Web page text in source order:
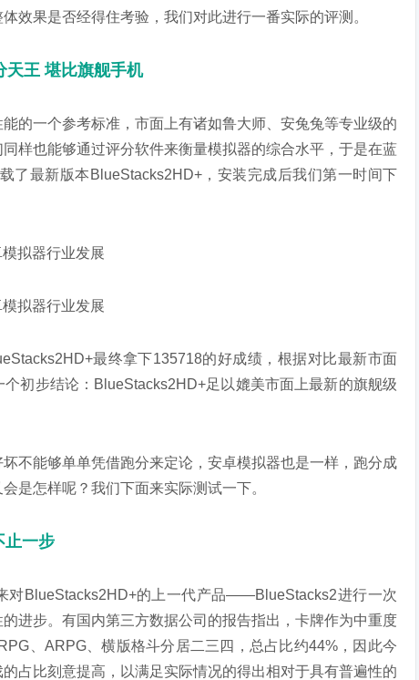
效果是否经得住考验，我们对此进行一番实际的评测。
王 堪比旗舰手机
的一个参考标准，市面上有诸如鲁大师、安兔兔等专业级的
样也能够通过评分软件来衡量模拟器的综合水平，于是在蓝
载了最新版本BlueStacks2HD+，安装完成后我们第一时间下
最终拿下135718的好成绩，根据对比最新市面
个初步结论：BlueStacks2HD+足以媲美市面上最新的旗舰级
不能够单单凭借跑分来定论，安卓模拟器也是一样，跑分成
是怎样呢？我们下面来实际测试一下。
止一步
对BlueStacks2HD+的上一代产品——BlueStacks2进行一次
进步。有国内第三方数据公司的报告指出，卡牌作为中重度
、ARPG、横版格斗分居二三四，总占比约44%，因此今
占比刻意提高，以满足实际情况的得出相对于具有普遍性的